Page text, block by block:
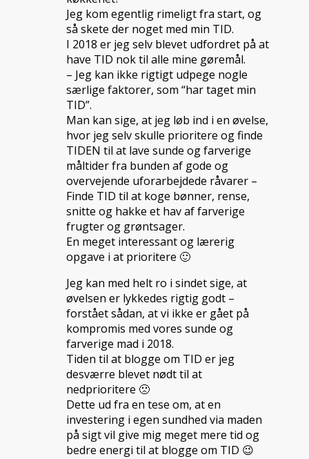
Jeg kom egentlig rimeligt fra start, og
så skete der noget med min TID.
I 2018 er jeg selv blevet udfordret på at
have TID nok til alle mine gøremål.
– Jeg kan ikke rigtigt udpege nogle
særlige faktorer, som “har taget min
TID”.
Man kan sige, at jeg løb ind i en øvelse,
hvor jeg selv skulle prioritere og finde
TIDEN til at lave sunde og farverige
måltider fra bunden af gode og
overvejende uforarbejdede råvarer –
Finde TID til at koge bønner, rense,
snitte og hakke et hav af farverige
frugter og grøntsager.
En meget interessant og lærerig
opgave i at prioritere 🙂
Jeg kan med helt ro i sindet sige, at
øvelsen er lykkedes rigtig godt –
forstået sådan, at vi ikke er gået på
kompromis med vores sunde og
farverige mad i 2018.
Tiden til at blogge om TID er jeg
desværre blevet nødt til at
nedprioritere 🙁
Dette ud fra en tese om, at en
investering i egen sundhed via maden
på sigt vil give mig meget mere tid og
bedre energi til at blogge om TID 😉